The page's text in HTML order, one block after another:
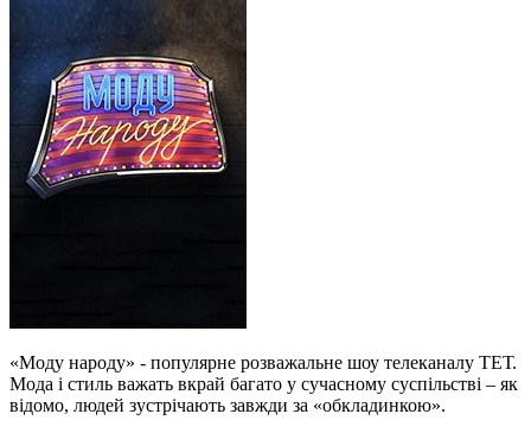
«Моду народу» - популярне розважальне шоу телеканалу ТЕТ.
Мода і стиль важать вкрай багато у сучасному суспільстві – як
відомо, людей зустрічають завжди за «обкладинкою».